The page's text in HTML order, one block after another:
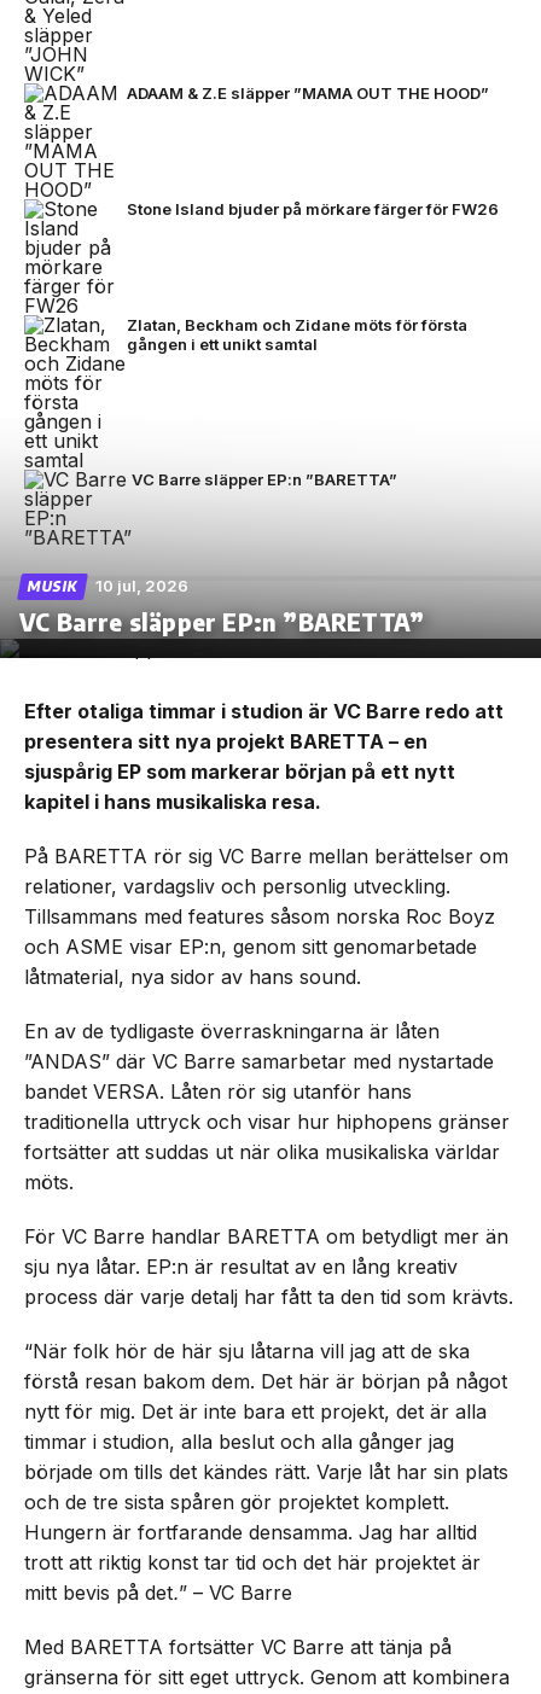
ADAAM & Z.E släpper ”MAMA OUT THE HOOD”
Stone Island bjuder på mörkare färger för FW26
Zlatan, Beckham och Zidane möts för första
gången i ett unikt samtal
VC Barre släpper EP:n ”BARETTA”
MUSIK 10 jul, 2026
VC Barre släpper EP:n ”BARETTA”
Efter otaliga timmar i studion är VC Barre redo att
presentera sitt nya projekt BARETTA – en
sjuspårig EP som markerar början på ett nytt
kapitel i hans musikaliska resa.
På BARETTA rör sig VC Barre mellan berättelser om
relationer, vardagsliv och personlig utveckling.
Tillsammans med features såsom norska Roc Boyz
och ASME visar EP:n, genom sitt genomarbetade
låtmaterial, nya sidor av hans sound.
En av de tydligaste överraskningarna är låten
”ANDAS” där VC Barre samarbetar med nystartade
bandet VERSA. Låten rör sig utanför hans
traditionella uttryck och visar hur hiphopens gränser
fortsätter att suddas ut när olika musikaliska världar
möts.
För VC Barre handlar BARETTA om betydligt mer än
sju nya låtar. EP:n är resultat av en lång kreativ
process där varje detalj har fått ta den tid som krävts.
“När folk hör de här sju låtarna vill jag att de ska
förstå resan bakom dem. Det här är början på något
nytt för mig. Det är inte bara ett projekt, det är alla
timmar i studion, alla beslut och alla gånger jag
började om tills det kändes rätt. Varje låt har sin plats
och de tre sista spåren gör projektet komplett.
Hungern är fortfarande densamma. Jag har alltid
trott att riktig konst tar tid och det här projektet är
mitt bevis på det.” – VC Barre
Med BARETTA fortsätter VC Barre att tänja på
gränserna för sitt eget uttryck. Genom att kombinera